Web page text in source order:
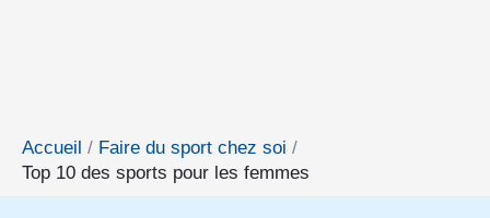
Accueil
Faire du sport chez soi
Top 10 des sports pour les femmes